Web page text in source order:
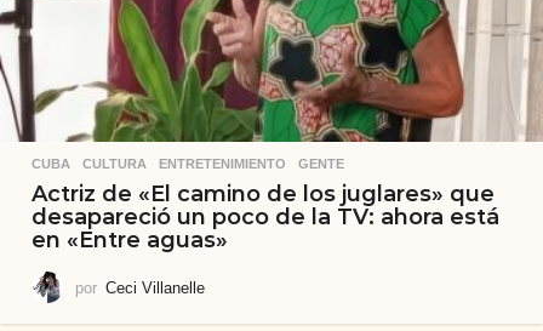
CUBA ,CULTURA ,ENTRETENIMIENTO ,GENTE
Actriz de «El camino de los juglares» que
desapareció un poco de la TV: ahora está
en «Entre aguas»
por Ceci Villanelle